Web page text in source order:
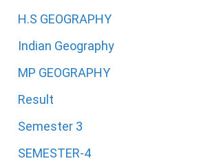
H.S GEOGRAPHY
Indian Geography
MP GEOGRAPHY
Result
Semester 3
SEMESTER-4